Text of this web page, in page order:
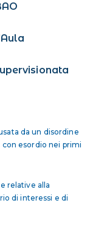
da un disordine
esordio nei primi
relative alla
di interessi e di